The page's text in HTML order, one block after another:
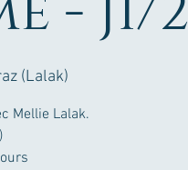
(Lalak)
Mellie Lalak.